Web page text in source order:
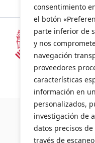
consentimiento
el botón
parte inferior de
y nos
navegación
proveedores
características
información en
personalizados,
investigación de
datos precisos
través de